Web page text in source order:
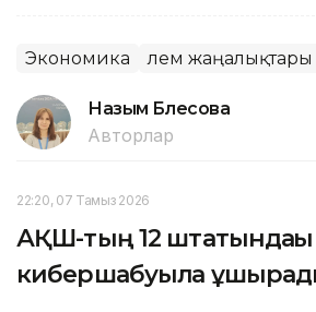
Экономика Әлем жаңалықтары
Назым Бөлесова
Авторлар
22:20, 07 Тамыз 2026
АҚШ-тың 12 штатындағы
кибершабуылға